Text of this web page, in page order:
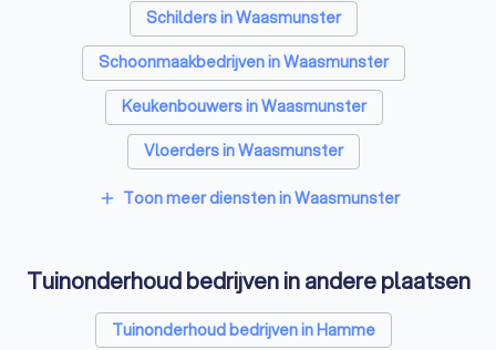
Schilders in Waasmunster
Schoonmaakbedrijven in Waasmunster
Keukenbouwers in Waasmunster
Vloerders in Waasmunster
add Toon meer diensten in Waasmunster
Tuinonderhoud bedrijven in andere plaatsen
Tuinonderhoud bedrijven in Hamme